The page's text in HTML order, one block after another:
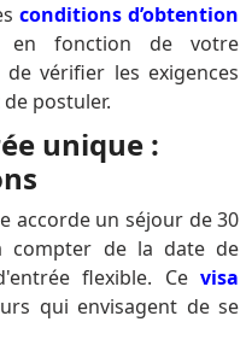
conditions d’obtention
en fonction de votre
vérifier les exigences
postuler.
unique :
accorde un séjour de 30
compter de la date de
flexible. Cevisa
qui envisagent de se